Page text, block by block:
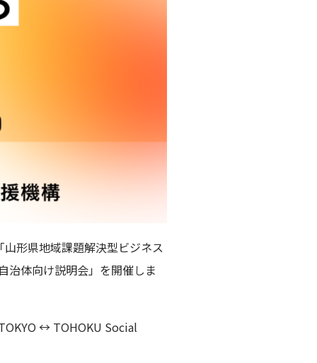
形県地域課題解決型ビジネス
治体向け説明会」を開催しま
↔ TOHOKU Social